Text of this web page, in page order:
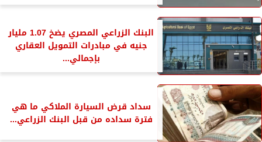
البنك الزراعي المصري يضخ 1.07 مليار
جنيه في مبادرات التمويل العقاري
بإجمالي...
سداد قرض السيارة الملاكي ما هي
فترة سداده من قبل البنك الزراعي...